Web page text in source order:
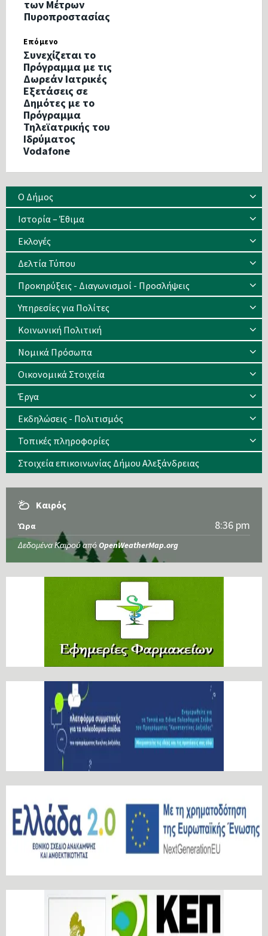
των Μέτρων
Πυροπροστασίας
Επόμενο
Συνεχίζεται το
Πρόγραμμα με τις
Δωρεάν Ιατρικές
Εξετάσεις σε
Δημότες με το
Πρόγραμμα
Τηλεϊατρικής του
Ιδρύματος
Vodafone
Ο Δήμος
Ιστορία – Έθιμα
Eκλογές
Δελτία Τύπου
Προκηρύξεις - Διαγωνισμοί - Προσλήψεις
Υπηρεσίες για Πολίτες
Κοινωνική Πολιτική
Νομικά Πρόσωπα
Οικονομικά Στοιχεία
Έργα
Εκδηλώσεις - Πολιτισμός
Τοπικές πληροφορίες
Στοιχεία επικοινωνίας Δήμου Αλεξάνδρειας
Καιρός
Ώρα 8:36 pm
Δεδομένα Καιρού από OpenWeatherMap.org